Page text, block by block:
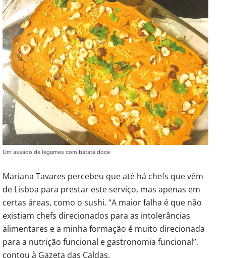
Um assado de legumes com batata doce
Mariana Tavares percebeu que até há chefs que vêm
de Lisboa para prestar este serviço, mas apenas em
certas áreas, como o sushi. “A maior falha é que não
existiam chefs direcionados para as intolerâncias
alimentares e a minha formação é muito direcionada
para a nutrição funcional e gastronomia funcional”,
contou à Gazeta das Caldas.